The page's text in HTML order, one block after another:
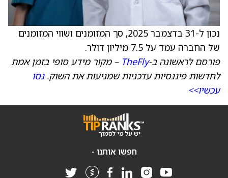
נכון ל-31 בדצמבר 2025, סך המזומנים ושווי המזומנים
של החברה עמד על 7.5 מיליון דולר.
פורסם לראשונה ב-TheFly – מקור מידע סופי בזמן אמת
לחדשות פיננסיות עדכניות שמניעות את השוק.נסו
עכשיו>>
חפשו אותנו -